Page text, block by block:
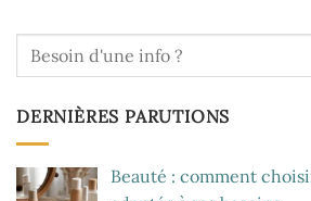
DERNIÈRES PARUTIONS
Beauté : comment